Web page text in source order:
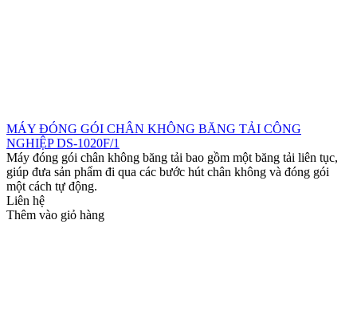
MÁY ĐÓNG GÓI CHÂN KHÔNG BĂNG TẢI CÔNG
NGHIỆP DS-1020F/1
Máy đóng gói chân không băng tải bao gồm một băng tải liên tục,
giúp đưa sản phẩm đi qua các bước hút chân không và đóng gói
một cách tự động.
Liên hệ
Thêm vào giỏ hàng